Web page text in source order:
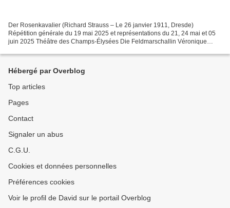
Der Rosenkavalier (Richard Strauss – Le 26 janvier 1911, Dresde)
Répétition générale du 19 mai 2025 et représentations du 21, 24 mai et 05
juin 2025 Théâtre des Champs-Élysées Die Feldmarschallin Véronique
Hébergé par Overblog
Top articles
Pages
Contact
Signaler un abus
C.G.U.
Cookies et données personnelles
Préférences cookies
Voir le profil de David sur le portail Overblog